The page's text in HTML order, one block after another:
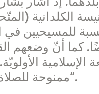
الكلدانية
للمسيحيين في
كما أنّ وضعهم
الإسلامية
ممنوحة للصلاة، ولكن لا توجدُ حرية دينية”.